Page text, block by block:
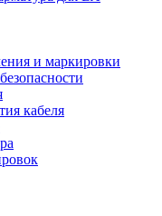
и маркировки
кабеля